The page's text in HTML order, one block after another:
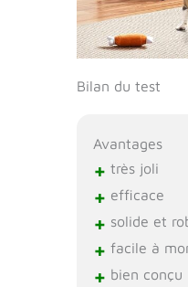
Bilan du test
Avantages
+ très joli
+ efficace
+ solide et
+ facile à
+ bien conçu